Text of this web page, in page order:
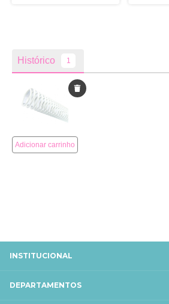
INSTITUCIONAL
DEPARTAMENTOS